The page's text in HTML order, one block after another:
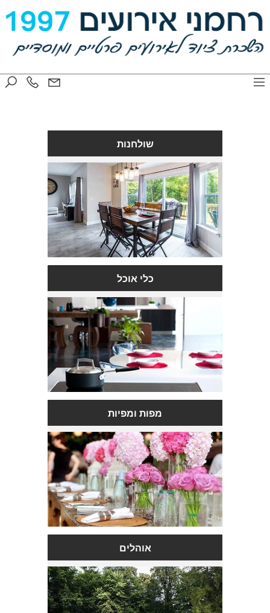
שולחנות
כלי אוכל
מפות ומפיות
אוהלים